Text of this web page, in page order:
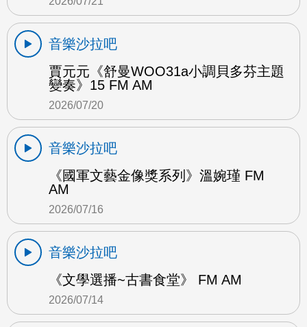
音樂沙拉吧
賈元元《舒曼WOO31a小調貝多芬主題
變奏》15 FM AM
2026/07/20
音樂沙拉吧
《國軍文藝金像獎系列》溫婉瑾 FM
AM
2026/07/16
音樂沙拉吧
《文學選播~古書食堂》 FM AM
2026/07/14